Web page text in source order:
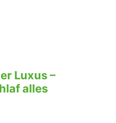
Luxus –
alles